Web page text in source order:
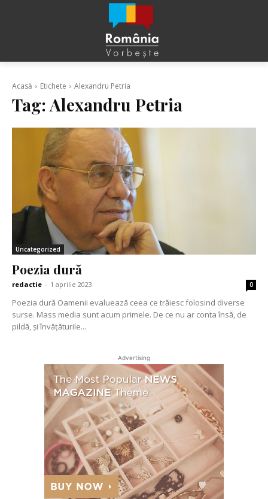
Acasă Etichete Alexandru Petria
Tag:Alexandru Petria
Uncategorized
Poezia dură
redactie - 1 aprilie 2023 0
Poezia dură Oamenii evaluează ceea ce trăiesc folosind diverse
surse. Mass media sunt acum primele. De ce nu ar conta însă, de
pildă, și învățăturile...
Advertising